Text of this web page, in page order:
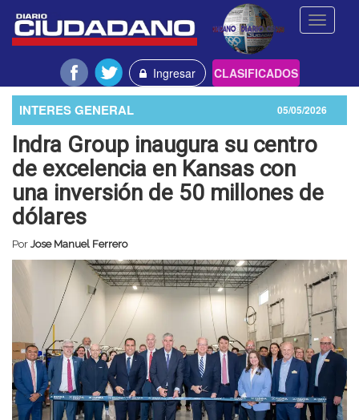
Toggle
Ingresar CLASIFICADOS
INTERES GENERAL 05/05/2026
Indra Group inaugura su centro
de excelencia en Kansas con
una inversión de 50 millones de
dólares
Por Jose Manuel Ferrero